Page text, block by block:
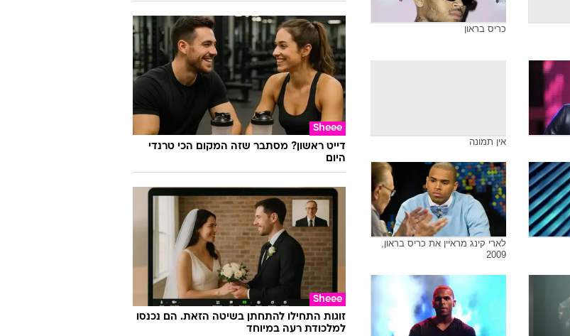
כריס בראון
אין תמונה
לארי קינג מראיין את כריס בראון,
2009
Sheee
דייט ראשון? מסתבר שזה המקום הכי טרנדי
היום
Sheee
זוגות התחילו להתחתן בשיטה הזאת. הם נכנסו
למלכודת רעה במיוחד